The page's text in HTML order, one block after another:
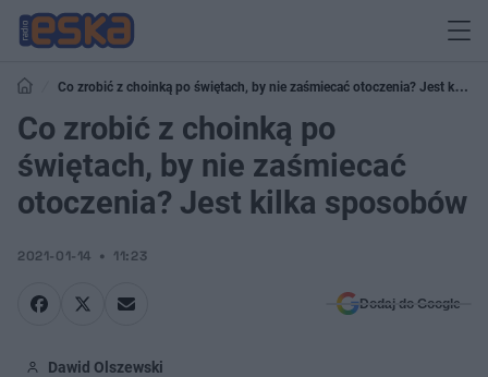
Co zrobić z choinką po świętach, by nie zaśmiecać otoczenia? Jest kilka
sposobów
Co zrobić z choinką po
świętach, by nie zaśmiecać
otoczenia? Jest kilka sposobów
2021-01-14 11:23
Dodaj do Google
Dawid Olszewski